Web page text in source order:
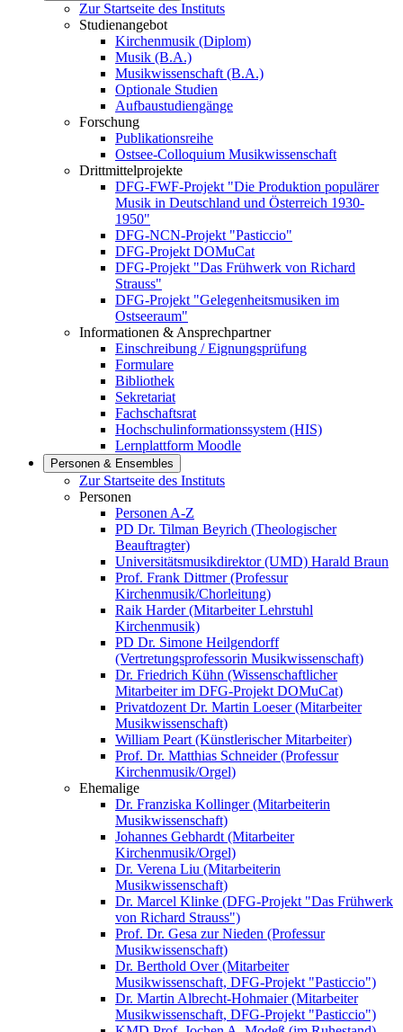
Zur Startseite des Instituts
Studienangebot
Kirchenmusik (Diplom)
Musik (B.A.)
Musikwissenschaft (B.A.)
Optionale Studien
Aufbaustudiengänge
Forschung
Publikationsreihe
Ostsee-Colloquium Musikwissenschaft
Drittmittelprojekte
DFG-FWF-Projekt "Die Produktion populärer
Musik in Deutschland und Österreich 1930-
1950"
DFG-NCN-Projekt "Pasticcio"
DFG-Projekt DOMuCat
DFG-Projekt "Das Frühwerk von Richard
Strauss"
DFG-Projekt "Gelegenheitsmusiken im
Ostseeraum"
Informationen & Ansprechpartner
Einschreibung / Eignungsprüfung
Formulare
Bibliothek
Sekretariat
Fachschaftsrat
Hochschulinformationssystem (HIS)
Lernplattform Moodle
Personen & Ensembles
Zur Startseite des Instituts
Personen
Personen A-Z
PD Dr. Tilman Beyrich (Theologischer
Beauftragter)
Universitätsmusikdirektor (UMD) Harald Braun
Prof. Frank Dittmer (Professur
Kirchenmusik/Chorleitung)
Raik Harder (Mitarbeiter Lehrstuhl
Kirchenmusik)
PD Dr. Simone Heilgendorff
(Vertretungsprofessorin Musikwissenschaft)
Dr. Friedrich Kühn (Wissenschaftlicher
Mitarbeiter im DFG-Projekt DOMuCat)
Privatdozent Dr. Martin Loeser (Mitarbeiter
Musikwissenschaft)
William Peart (Künstlerischer Mitarbeiter)
Prof. Dr. Matthias Schneider (Professur
Kirchenmusik/Orgel)
Ehemalige
Dr. Franziska Kollinger (Mitarbeiterin
Musikwissenschaft)
Johannes Gebhardt (Mitarbeiter
Kirchenmusik/Orgel)
Dr. Verena Liu (Mitarbeiterin
Musikwissenschaft)
Dr. Marcel Klinke (DFG-Projekt "Das Frühwerk
von Richard Strauss")
Prof. Dr. Gesa zur Nieden (Professur
Musikwissenschaft)
Dr. Berthold Over (Mitarbeiter
Musikwissenschaft, DFG-Projekt "Pasticcio")
Dr. Martin Albrecht-Hohmaier (Mitarbeiter
Musikwissenschaft, DFG-Projekt "Pasticcio")